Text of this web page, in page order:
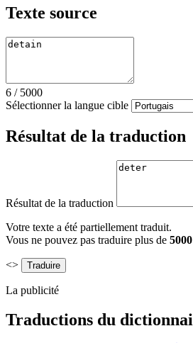
Texte source
6 / 5000
Sélectionner la langue cible
Résultat de la traduction
Résultat de la traduction
Votre texte a été partiellement traduit.
Vous ne pouvez pas traduire plus de 5000
<>
La publicité
Traductions du